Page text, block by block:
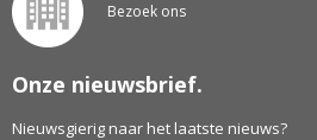
Bezoek ons
Onze nieuwsbrief.
Nieuwsgierig naar het laatste nieuws?